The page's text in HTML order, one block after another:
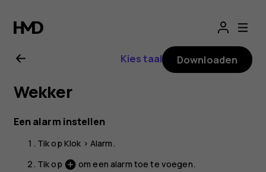
voor
Nokia
G21
Kies taal Downloaden
Wekker
Een alarm instellen
Tik op Klok > Alarm.
Tik op add_circle om een alarm toe te voegen.